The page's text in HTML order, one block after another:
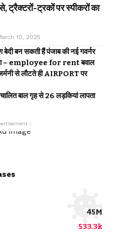
ट्रकों पर स्पीकरों का
10, 2025
बेदी बन सकती हैं पंजाब की नई गवर्नर
– employee for rent बवाल
से लौटते ही AIRPORT पर
बाल गृह से 26 लड़कियां लापता
-
45M
533.3k